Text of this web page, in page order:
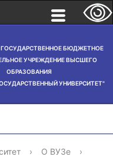
ГОСУДАРСТВЕННОЕ БЮДЖЕТНОЕ
УЧРЕЖДЕНИЕ ВЫСШЕГО
ОБРАЗОВАНИЯ
УНИВЕРСИТЕТ"
› О ВУЗе
›